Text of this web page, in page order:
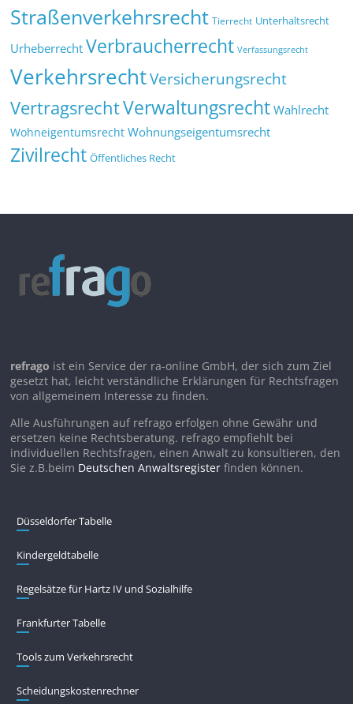
Straßenverkehrsrecht Tierrecht Unterhaltsrecht
Urheberrecht Verbraucherrecht Verfassungsrecht
VerkehrsrechtVersicherungsrecht
VertragsrechtVerwaltungsrecht Wahlrecht
Wohneigentumsrecht Wohnungseigentumsrecht
Zivilrecht Öffentliches Recht
refrago ist ein Service der ra-online GmbH, der sich zum Ziel
gesetzt hat, leicht verständliche Erklärungen für Rechtsfragen
von allgemeinem Interesse zu finden.
Alle Ausführungen auf refrago erfolgen ohne Gewähr und
ersetzen keine Rechtsberatung. refrago empfiehlt bei
individuellen Rechtsfragen, einen Anwalt zu konsultieren, den
Sie z.B.beim Deutschen Anwaltsregister finden können.
Düsseldorfer Tabelle
Kindergeldtabelle
Regelsätze für Hartz IV und Sozialhilfe
Frankfurter Tabelle
Tools zum Verkehrsrecht
Scheidungskostenrechner